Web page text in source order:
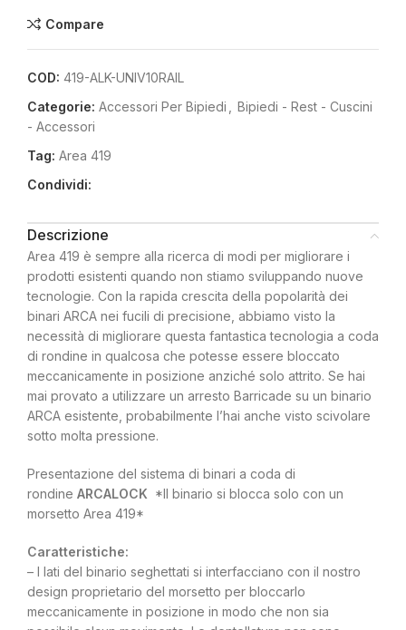
Compare
COD: 419-ALK-UNIV10RAIL
Categorie: Accessori Per Bipiedi
Bipiedi - Rest - Cuscini
- Accessori
Tag: Area 419
Condividi:
Descrizione
Area 419 è sempre alla ricerca di modi per migliorare i
prodotti esistenti quando non stiamo sviluppando nuove
tecnologie. Con la rapida crescita della popolarità dei
binari ARCA nei fucili di precisione, abbiamo visto la
necessità di migliorare questa fantastica tecnologia a coda
di rondine in qualcosa che potesse essere bloccato
meccanicamente in posizione anziché solo attrito. Se hai
mai provato a utilizzare un arresto Barricade su un binario
ARCA esistente, probabilmente l’hai anche visto scivolare
sotto molta pressione.
Presentazione del sistema di binari a coda di
rondine ARCALOCK *Il binario si blocca solo con un
morsetto Area 419*
Caratteristiche:
– I lati del binario seghettati si interfacciano con il nostro
design proprietario del morsetto per bloccarlo
meccanicamente in posizione in modo che non sia